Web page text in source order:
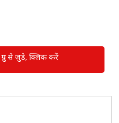
से जुड़े, क्लिक करें